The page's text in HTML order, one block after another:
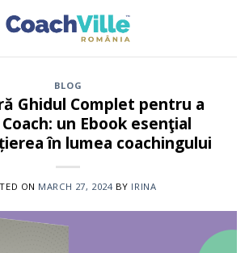
BLOG
Ghidul Complet pentru a
un Ebook esenţial
în lumea coachingului
ON MARCH 27, 2024BY IRINA